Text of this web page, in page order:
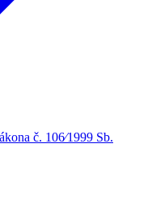
č. 106⁄1999 Sb.